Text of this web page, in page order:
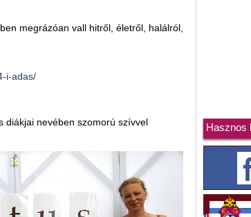
megrázóan vall hitről, életről, halálról,
i-adas/
diákjai nevében szomorú szívvel
Hasznos